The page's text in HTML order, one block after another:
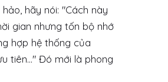
hãy nói: "Cách này
gian nhưng tốn bộ nhớ
hợp hệ thống của
tiên..." Đó mới là phong